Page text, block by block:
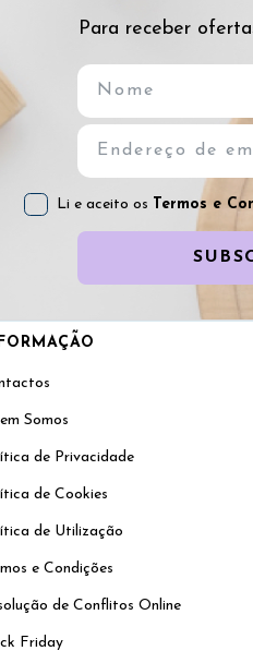
Para receber
Li e aceito os Termos e
Somos
de Privacidade
de Cookies
de Utilização
e Condições
de Conflitos Online
Friday